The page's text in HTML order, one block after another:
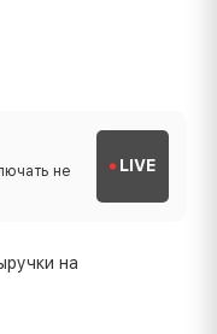
не
LIVE
на